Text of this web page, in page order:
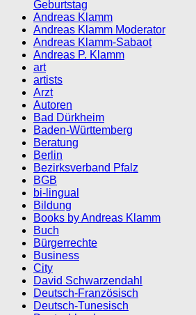
Geburtstag
Andreas Klamm
Andreas Klamm Moderator
Andreas Klamm-Sabaot
Andreas P. Klamm
art
artists
Arzt
Autoren
Bad Dürkheim
Baden-Württemberg
Beratung
Berlin
Bezirksverband Pfalz
BGB
bi-lingual
Bildung
Books by Andreas Klamm
Buch
Bürgerrechte
Business
City
David Schwarzendahl
Deutsch-Französisch
Deutsch-Tunesisch